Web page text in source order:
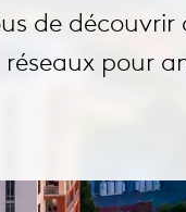
de découvrir
pour